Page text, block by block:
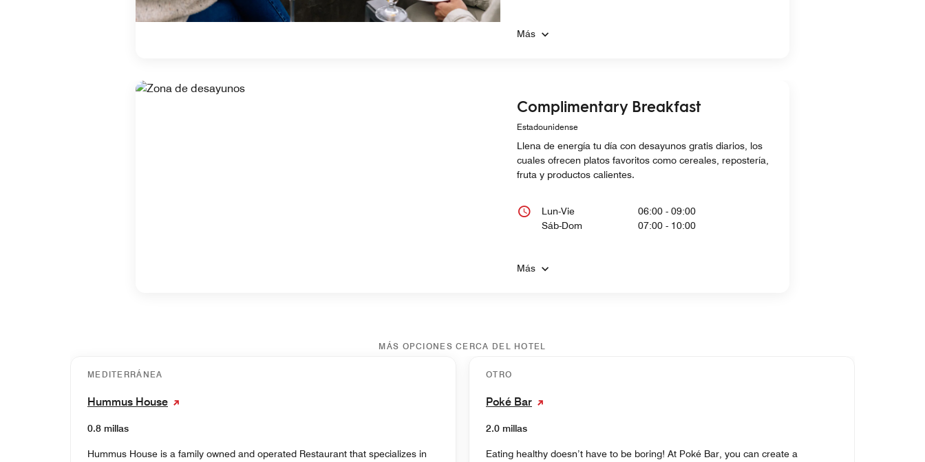
Más
Complimentary Breakfast
Estadounidense
Llena de energía tu día con desayunos gratis diarios, los
cuales ofrecen platos favoritos como cereales, repostería,
fruta y productos calientes.
Lun-Vie
06:00 - 09:00
Sáb-Dom
07:00 - 10:00
Más
MÁS OPCIONES CERCA DEL HOTEL
MEDITERRÁNEA
Hummus House
0.8 millas
Hummus House is a family owned and operated Restaurant that specializes in
OTRO
Poké Bar
2.0 millas
Eating healthy doesn’t have to be boring! At Poké Bar, you can create a